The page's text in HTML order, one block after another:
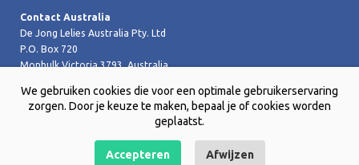
Contact Australia
De Jong Lelies Australia Pty. Ltd
P.O. Box 720
Monbulk Victoria 3793, Australia
T +61 (0)359 619 188
F +61 (0)359 619 199 joost@dejongleliesaustralia.com.au
Copyright © 2026 De Jong Lelies Holland bv |Website door Creative
We gebruiken cookies die voor een optimale gebruikerservaring
zorgen. Door je keuze te maken, bepaal je of cookies worden
geplaatst.
Accepteren Afwijzen